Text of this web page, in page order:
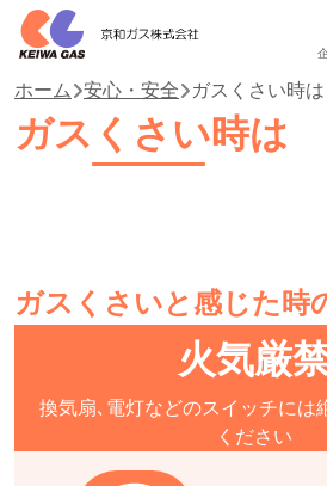
ホーム 安心・安全 ガスくさい時は
ガスくさい時は
ガスくさいと感じた時
火気厳
換気扇､電灯などのスイッチには
ください